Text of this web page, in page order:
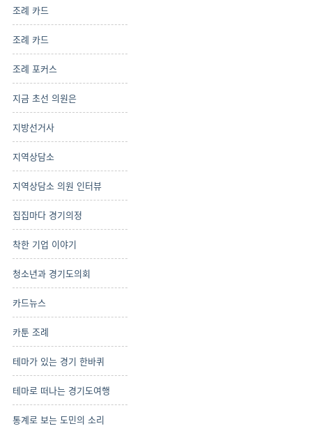
조례 카드
조례 카드
조례 포커스
지금 초선 의원은
지방선거사
지역상담소
지역상담소 의원 인터뷰
집집마다 경기의정
착한 기업 이야기
청소년과 경기도의회
카드뉴스
카툰 조례
테마가 있는 경기 한바퀴
테마로 떠나는 경기도여행
통계로 보는 도민의 소리